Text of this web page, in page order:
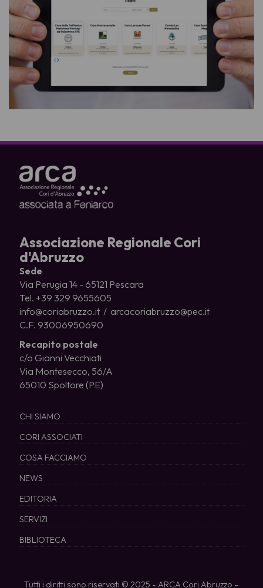
Associazione Regionale Cori
d'Abruzzo
Sede
Via Perugia 14 - 65121 Pescara
Tel. +39 329 9655605
info@coriabruzzo.it / arcacoriabruzzo@pec.it
C.F. 93006950690
Recapito postale
c/o Gianni Vecchiati
Via Montesecco, 56/A
65010 Spoltore (PE)
CHI SIAMO
CORI ASSOCIATI
COSA FACCIAMO
NEWS
EDITORIA
SERVIZI
BIBLIOTECA
Tutti i diritti sono riservati © 2025 - ARCA Cori Abruzzo –